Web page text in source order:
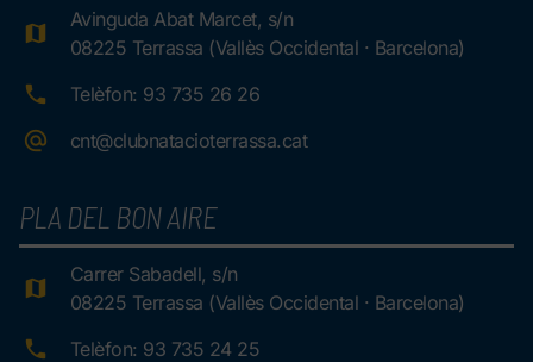
Avinguda Abat Marcet, s/n
08225 Terrassa (Vallès Occidental · Barcelona)
Telèfon: 93 735 26 26
cnt@clubnatacioterrassa.cat
PLA DEL BON AIRE
Carrer Sabadell, s/n
08225 Terrassa (Vallès Occidental · Barcelona)
Telèfon: 93 735 24 25